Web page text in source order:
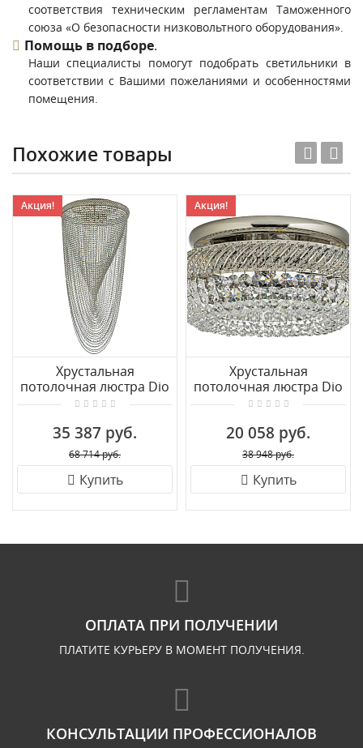
соответствия техническим регламентам Таможенного
союза «О безопасности низковольтного оборудования».
Помощь в подборе.
Наши специалисты помогут подобрать светильники в
соответствии с Вашими пожеланиями и особенностями
помещения.
Похожие товары
Акция!
Хрустальная
потолочная люстра Dio
D'Arte Bari E 1.2.60.104 N
35 387 руб.
68 714 руб.
Купить
Акция!
Хрустальная
потолочная люстра Dio
D'Arte Bari E 1.4.35.100 N
20 058 руб.
38 948 руб.
Купить
ОПЛАТА ПРИ ПОЛУЧЕНИИ
ПЛАТИТЕ КУРЬЕРУ В МОМЕНТ ПОЛУЧЕНИЯ.
КОНСУЛЬТАЦИИ ПРОФЕССИОНАЛОВ